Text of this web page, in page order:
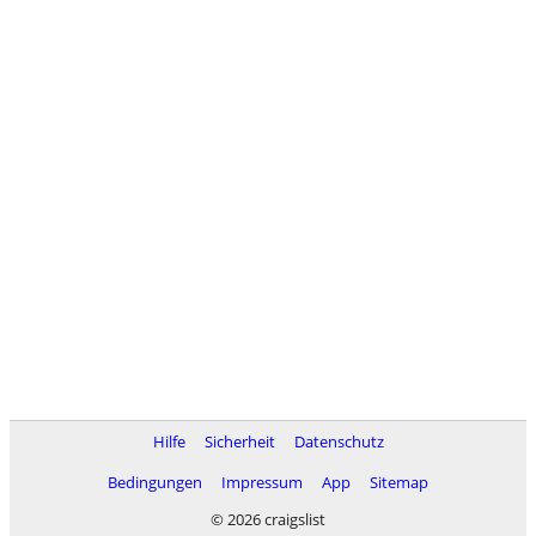
Hilfe Sicherheit
Datenschutz
Bedingungen
Impressum App
Sitemap
© 2026 craigslist